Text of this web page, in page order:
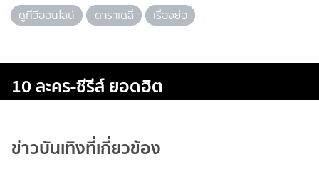
ดูทีวีออนไลน์
ดาราเดลี่ เรื่องย่อ
10 ละคร-ซีรีส์ ยอดฮิต
ข่าวบันเทิงที่เกี่ยวข้อง